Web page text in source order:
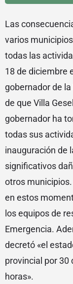
Las
varios
todas las
18 de diciembre
gobernador de
de que Villa
gobernador ha
todas sus
inauguración de
significativos
otros
en estos
los equipos de
Emergencia.
decretó «el
provincial por 30
horas».